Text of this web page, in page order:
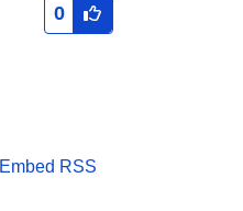
0
Embed RSS